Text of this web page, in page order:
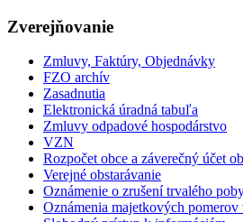
Zverejňovanie
Zmluvy, Faktúry, Objednávky
FZO archív
Zasadnutia
Elektronická úradná tabuľa
Zmluvy odpadové hospodárstvo
VZN
Rozpočet obce a záverečný účet
Verejné obstarávanie
Oznámenie o zrušení trvalého
Oznámenia majetkových